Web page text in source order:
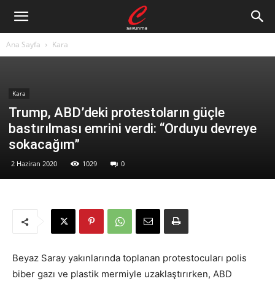
Ana Sayfa Kara
Kara
Trump, ABD’deki protestoların güçle
bastırılması emrini verdi: “Orduyu devreye
sokacağım”
2 Haziran 2020 1029 0
Beyaz Saray yakınlarında toplanan protestocuları polis
biber gazı ve plastik mermiyle uzaklaştırırken, ABD